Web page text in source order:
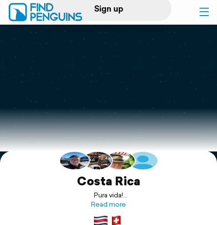
Sign up
Log in
Print a book
Flyover video
Explore
Costa Rica
Pura vida!
Zusammen mit Patrick, Pia und Philipp, Heidi, Jasmin und Rita
machten wir eine geführte Tour durch Costa Rica.
Read more